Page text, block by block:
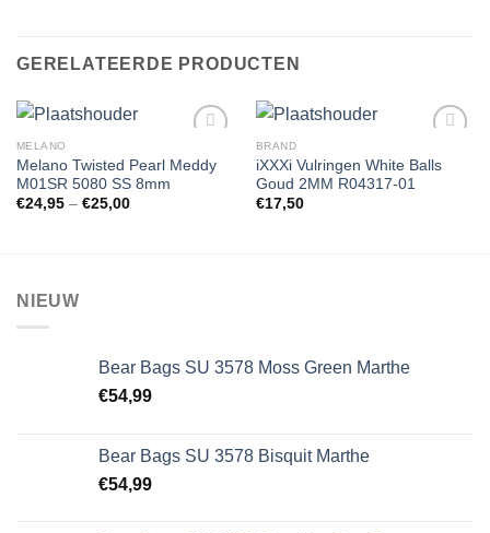
GERELATEERDE PRODUCTEN
Toevoegen
MELANO
Melano Twisted Pearl Meddy
M01SR 5080 SS 8mm
€24,95– €25,00
Toevoegen
BRAND
iXXXi Vulringen White Balls
Goud 2MM R04317-01
€17,50
NIEUW
Bear Bags SU 3578 Moss Green Marthe
€54,99
Bear Bags SU 3578 Bisquit Marthe
€54,99